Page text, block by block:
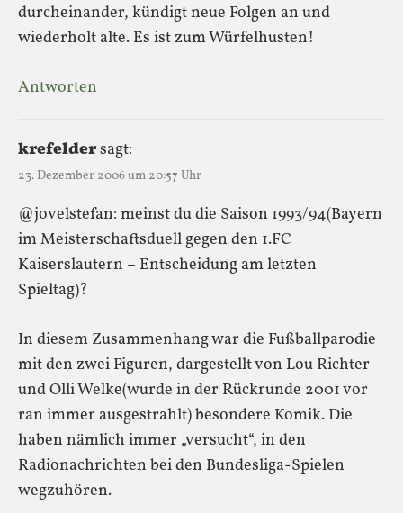
durcheinander, kündigt neue Folgen an und
wiederholt alte. Es ist zum Würfelhusten!
Antworten
krefeldersagt:
23. Dezember 2006 um 20:57 Uhr
@jovelstefan: meinst du die Saison 1993/94(Bayern
im Meisterschaftsduell gegen den 1.FC
Kaiserslautern – Entscheidung am letzten
Spieltag)?
In diesem Zusammenhang war die Fußballparodie
mit den zwei Figuren, dargestellt von Lou Richter
und Olli Welke(wurde in der Rückrunde 2001 vor
ran immer ausgestrahlt) besondere Komik. Die
haben nämlich immer „versucht“, in den
Radionachrichten bei den Bundesliga-Spielen
wegzuhören.